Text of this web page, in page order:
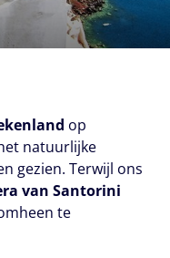
op
natuurlijke
gezien. Terwijl ons
van Santorini
te